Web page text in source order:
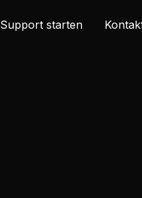
Support starten